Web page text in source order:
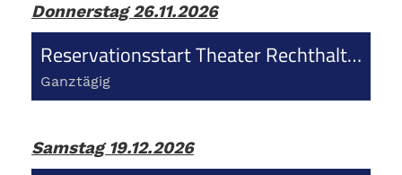
Donnerstag 26.11.2026
Reservationsstart Theater Rechthalten
Ganztägig
Samstag 19.12.2026